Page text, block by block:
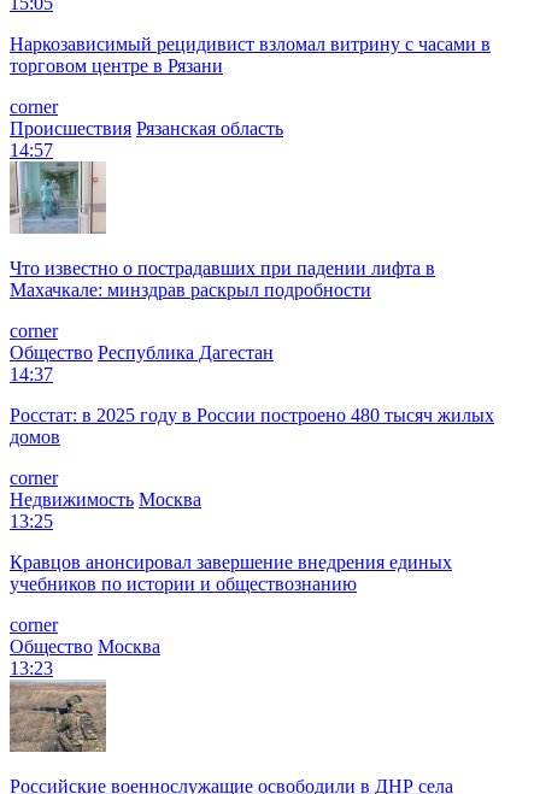
Наркозависимый рецидивист взломал витрину с часами в
торговом центре в Рязани
corner
Происшествия Рязанская область
14:57
Что известно о пострадавших при падении лифта в
Махачкале: минздрав раскрыл подробности
corner
Общество Республика Дагестан
14:37
Росстат: в 2025 году в России построено 480 тысяч жилых
домов
corner
Недвижимость Москва
13:25
Кравцов анонсировал завершение внедрения единых
учебников по истории и обществознанию
corner
Общество Москва
13:23
Российские военнослужащие освободили в ДНР села